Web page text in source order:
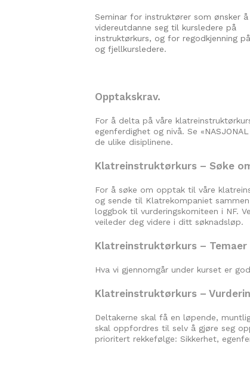
Seminar for instruktører som ønsker å
videreutdanne seg til kursledere på
instruktørkurs, og for regodkjenning
og fjellkursledere.
Opptakskrav.
For å delta på våre
egenferdighet og nivå. Se «
de ulike disiplinene.
Klatreinstruktørkurs – Søke
For å søke om opptak til våre
og sende til Klatrekompaniet
loggbok til vurderingskomiteen i NF.
veileder deg videre i ditt søknadsløp.
Klatreinstruktørkurs – Temaer
Hva vi gjennomgår under kurset er
Klatreinstruktørkurs –
Deltakerne skal få en løpende,
skal oppfordres til selv å gjøre seg
prioritert rekkefølge: Sikkerhet,